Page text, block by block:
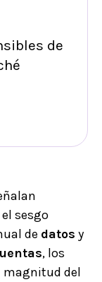
de
sesgo
de datos y
, los
magnitud del